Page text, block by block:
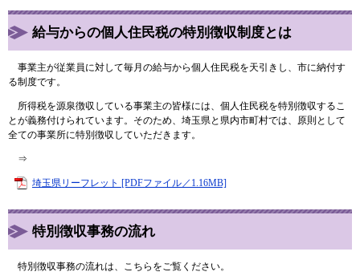
給与からの個人住民税の特別徴収制度とは
事業主が従業員に対して毎月の給与から個人住民税を天引きし、市に納付す
る制度です。
所得税を源泉徴収している事業主の皆様には、個人住民税を特別徴収するこ
とが義務付けられています。そのため、埼玉県と県内市町村では、原則として
全ての事業所に特別徴収していただきます。
⇒
埼玉県リーフレット [PDFファイル／1.16MB]
特別徴収事務の流れ
特別徴収事務の流れは、こちらをご覧ください。